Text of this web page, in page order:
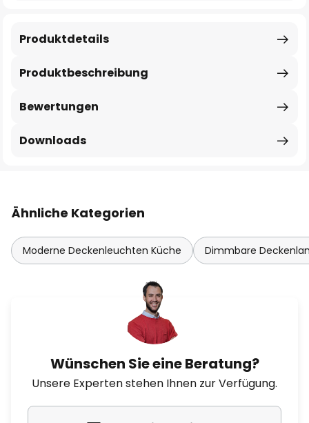
Produktbeschreibung
Produktdetails
Bewertungen
Downloads
Ähnliche Kategorien
Moderne Deckenleuchten Küche Dimmbare
Wünschen Sie eine Beratung?
Unsere Experten stehen Ihnen zur Verfügung.